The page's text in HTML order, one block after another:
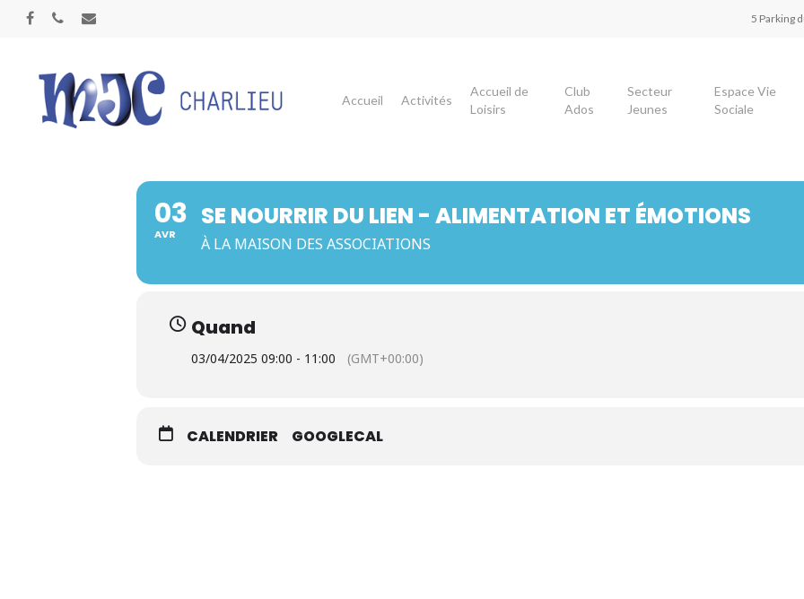
5 Parking
Appuyez sur Entrée pour une recherche ou ESC pour fermer.
Accueil Activités
Accueil de
Loisirs
Club
Ados
Secteur
Jeunes
Espace Vie
Sociale
03
AVR
SE NOURRIR DU LIEN - ALIMENTATION ET ÉMOTIONS
À LA MAISON DES ASSOCIATIONS
Quand
03/04/2025 09:00 - 11:00 (GMT+00:00)
CALENDRIER GOOGLECAL
Panneau de gestion des cookies